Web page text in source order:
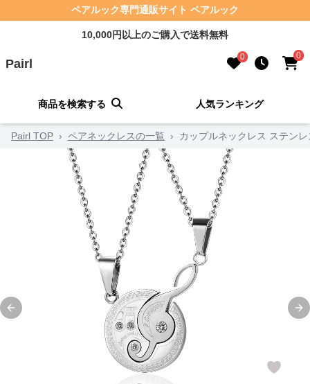
ペアルック専門通販サイト ペアルック
10,000円以上のご購入で送料無料
Pairl 0 0
商品を検索する 人気ランキング
Pairl TOP › ペアネックレスの一覧 › カップルネックレス ステン
Previous slide